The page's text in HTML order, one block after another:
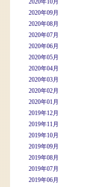
2020年10月
2020年09月
2020年08月
2020年07月
2020年06月
2020年05月
2020年04月
2020年03月
2020年02月
2020年01月
2019年12月
2019年11月
2019年10月
2019年09月
2019年08月
2019年07月
2019年06月